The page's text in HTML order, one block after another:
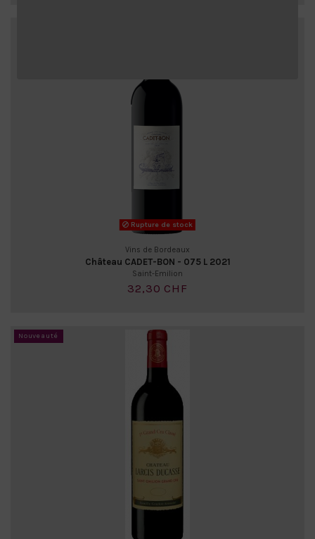
Rupture de stock
Vins de Bordeaux
Château CADET-BON - 075 L 2021
Saint-Emilion
32,30 CHF
Nouveauté